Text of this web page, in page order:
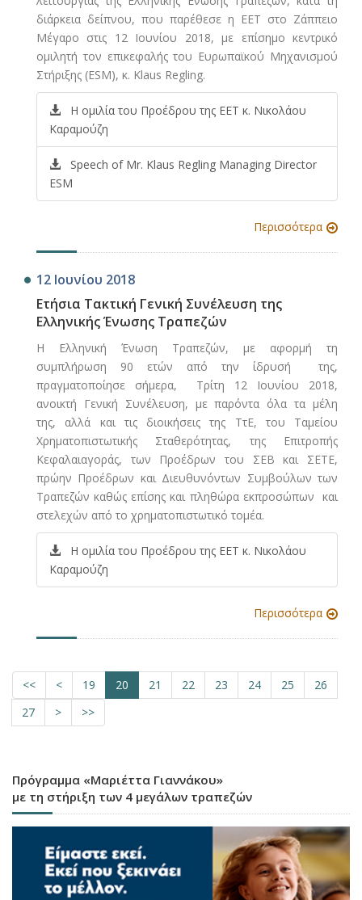
διάρκεια δείπνου, που παρέθεσε η ΕΕΤ στο Ζάππειο
Μέγαρο στις 12 Ιουνίου 2018, με επίσημο κεντρικό
ομιλητή τον επικεφαλής του Ευρωπαϊκού Μηχανισμού
Στήριξης (ESM), κ. Klaus Regling.
Η ομιλία του Προέδρου της ΕΕΤ κ. Νικολάου
Καραμούζη
Speech of Mr. Klaus Regling Managing Director
ESM
Περισσότερα
12 Ιουνίου 2018
Ετήσια Τακτική Γενική Συνέλευση της
Ελληνικής Ένωσης Τραπεζών
Η Ελληνική Ένωση Τραπεζών, με αφορμή τη
συμπλήρωση 90 ετών από την ίδρυσή της,
πραγματοποίησε σήμερα, Τρίτη 12 Ιουνίου 2018,
ανοικτή Γενική Συνέλευση, με παρόντα όλα τα μέλη
της, αλλά και τις διοικήσεις της ΤτΕ, του Ταμείου
Χρηματοπιστωτικής Σταθερότητας, της Επιτροπής
Κεφαλαιαγοράς, των Προέδρων του ΣΕΒ και ΣΕΤΕ,
πρώην Προέδρων και Διευθυνόντων Συμβούλων των
Τραπεζών καθώς επίσης και πληθώρα εκπροσώπων και
στελεχών από το χρηματοπιστωτικό τομέα.
Η ομιλία του Προέδρου της ΕΕΤ κ. Νικολάου
Καραμούζη
Περισσότερα
<< < 19 20 21 22 23 24 25
26
27
> >>
Πρόγραμμα «Μαριέττα Γιαννάκου»
με τη στήριξη των 4 μεγάλων τραπεζών